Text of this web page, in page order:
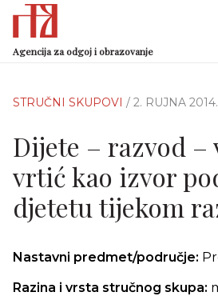
Agencija za odgoj i obrazovanje
STRUČNI SKUPOVI / 2. RUJNA 2014.
Dijete – razvod
vrtić kao izvor
djetetu tijekom
Nastavni predmet/područje:
Razina i vrsta stručnog skupa: